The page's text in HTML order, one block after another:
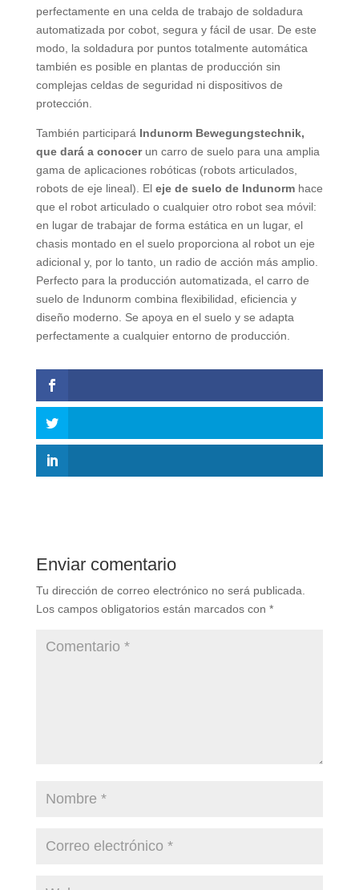
perfectamente en una celda de trabajo de soldadura
automatizada por cobot, segura y fácil de usar. De este
modo, la soldadura por puntos totalmente automática
también es posible en plantas de producción sin
complejas celdas de seguridad ni dispositivos de
protección.
También participará Indunorm Bewegungstechnik,
que dará a conocer un carro de suelo para una amplia
gama de aplicaciones robóticas (robots articulados,
robots de eje lineal). El eje de suelo de Indunorm hace
que el robot articulado o cualquier otro robot sea móvil:
en lugar de trabajar de forma estática en un lugar, el
chasis montado en el suelo proporciona al robot un eje
adicional y, por lo tanto, un radio de acción más amplio.
Perfecto para la producción automatizada, el carro de
suelo de Indunorm combina flexibilidad, eficiencia y
diseño moderno. Se apoya en el suelo y se adapta
perfectamente a cualquier entorno de producción.
Enviar comentario
Tu dirección de correo electrónico no será publicada.
Los campos obligatorios están marcados con *